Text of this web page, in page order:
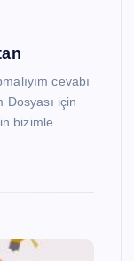
cevabı
Dosyası için
bizimle